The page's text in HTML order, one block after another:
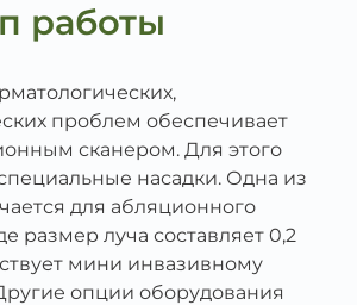
работы
проблем обеспечивает
сканером. Для этого
насадки. Одна из
для абляционного
размер луча составляет 0,2
мини инвазивному
опции оборудования